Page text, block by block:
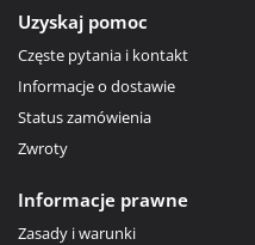
Uzyskaj pomoc
Częste pytania i kontakt
Informacje o dostawie
Status zamówienia
Zwroty
Informacje prawne
Zasady i warunki